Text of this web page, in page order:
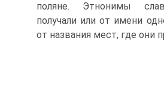
поляне. Этнонимы
получали или от имени
от названия мест, где они